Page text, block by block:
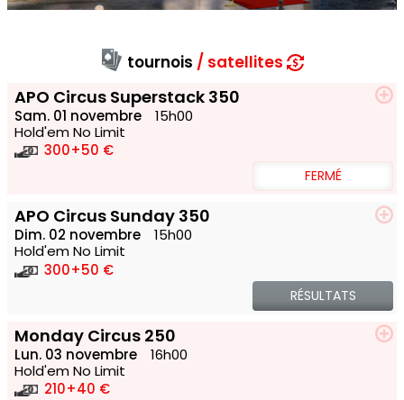
tournois satellites
Sam. 01 novembre 15h00
APO Circus Superstack 350
Hold'em No Limit
300+50 €
FERMÉ
Dim. 02 novembre 15h00
APO Circus Sunday 350
Hold'em No Limit
300+50 €
RÉSULTATS
Lun. 03 novembre 16h00
Monday Circus 250
Hold'em No Limit
210+40 €